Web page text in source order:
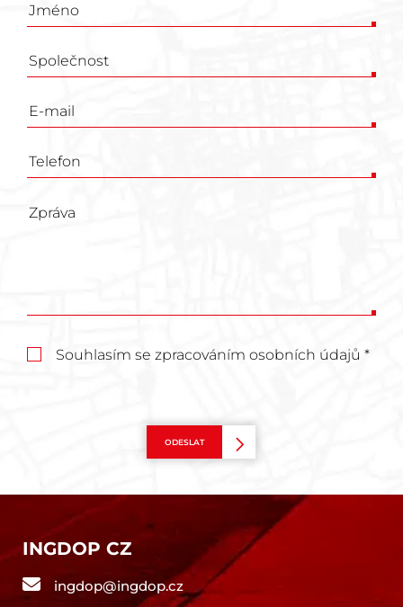
Poptávkový
Souhlasím se zpracováním osobních údajů *
ODESLAT
INGDOP CZ
ingdop@ingdop.cz